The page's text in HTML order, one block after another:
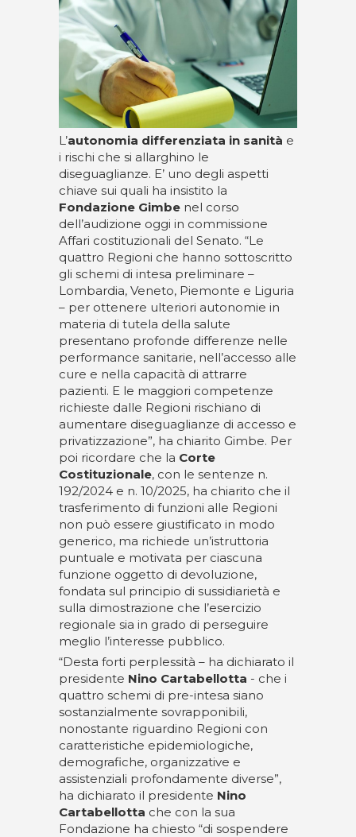
L’autonomia differenziata in sanità e
i rischi che si allarghino le
diseguaglianze. E’ uno degli aspetti
chiave sui quali ha insistito la
Fondazione Gimbe nel corso
dell’audizione oggi in commissione
Affari costituzionali del Senato. “Le
quattro Regioni che hanno sottoscritto
gli schemi di intesa preliminare –
Lombardia, Veneto, Piemonte e Liguria
– per ottenere ulteriori autonomie in
materia di tutela della salute
presentano profonde differenze nelle
performance sanitarie, nell’accesso alle
cure e nella capacità di attrarre
pazienti. E le maggiori competenze
richieste dalle Regioni rischiano di
aumentare diseguaglianze di accesso e
privatizzazione”, ha chiarito Gimbe. Per
poi ricordare che la Corte
Costituzionale, con le sentenze n.
192/2024 e n. 10/2025, ha chiarito che il
trasferimento di funzioni alle Regioni
non può essere giustificato in modo
generico, ma richiede un’istruttoria
puntuale e motivata per ciascuna
funzione oggetto di devoluzione,
fondata sul principio di sussidiarietà e
sulla dimostrazione che l’esercizio
regionale sia in grado di perseguire
meglio l’interesse pubblico.
“Desta forti perplessità – ha dichiarato il
presidente Nino Cartabellotta - che i
quattro schemi di pre-intesa siano
sostanzialmente sovrapponibili,
nonostante riguardino Regioni con
caratteristiche epidemiologiche,
demografiche, organizzative e
assistenziali profondamente diverse”,
ha dichiarato il presidente Nino
Cartabellotta che con la sua
Fondazione ha chiesto “di sospendere